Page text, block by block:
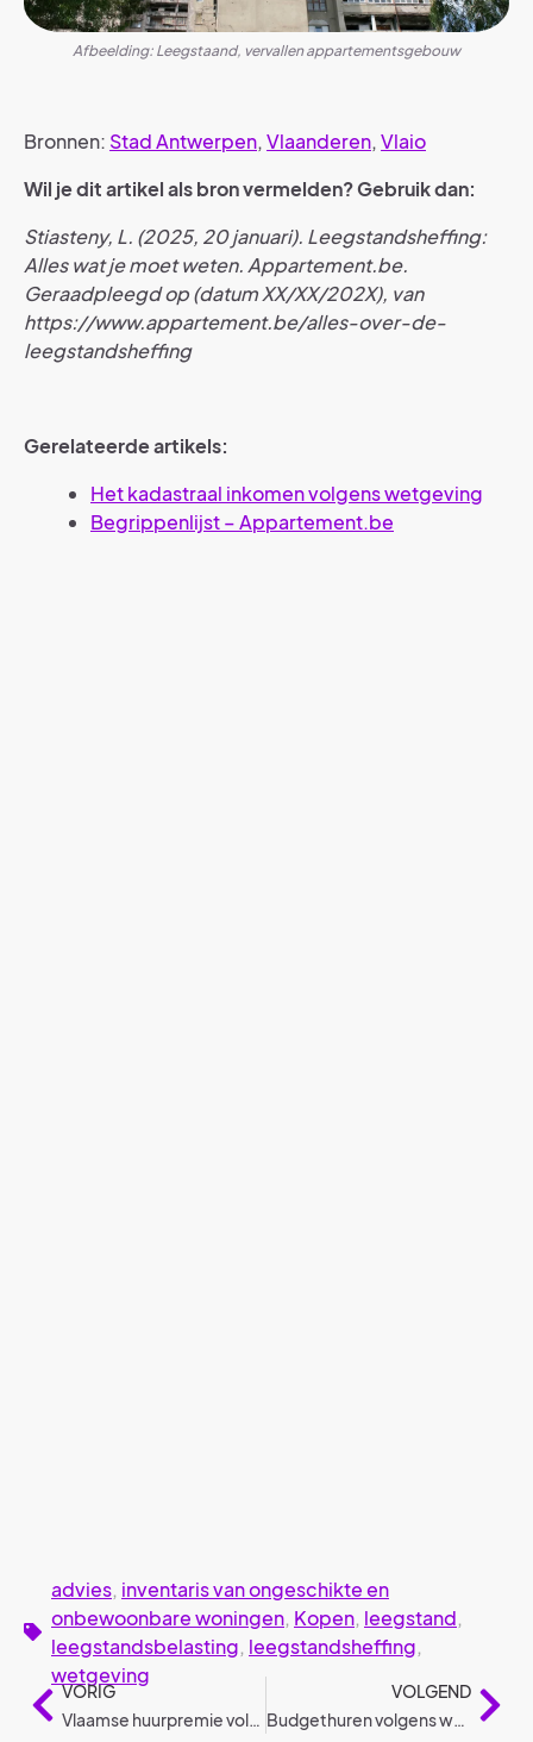
Afbeelding: Leegstaand, vervallen appartementsgebouw
Bronnen: Stad Antwerpen, Vlaanderen, Vlaio
Wil je dit artikel als bron vermelden? Gebruik dan:
Stiasteny, L. (2025, 20 januari). Leegstandsheffing:
Alles wat je moet weten. Appartement.be.
Geraadpleegd op (datum XX/XX/202X), van
https://www.appartement.be/alles-over-de-
leegstandsheffing
Gerelateerde artikels:
Het kadastraal inkomen volgens wetgeving
Begrippenlijst – Appartement.be
advies, inventaris van ongeschikte en
onbewoonbare woningen, Kopen, leegstand,
leegstandsbelasting, leegstandsheffing,
wetgeving
VORIG
Vlaamse huurpremie volgens wetgeving
VOLGEND
Budgethuren volgens wetgeving